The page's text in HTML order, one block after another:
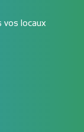
vos locaux